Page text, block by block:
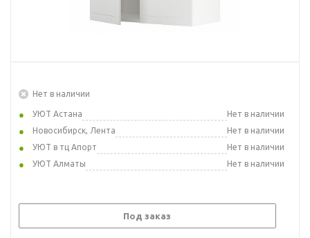
Нет в наличии
УЮТ Астана
Нет в наличии
Новосибирск, Лента
Нет в наличии
УЮТ в тц Апорт
Нет в наличии
УЮТ Алматы
Нет в наличии
Под заказ